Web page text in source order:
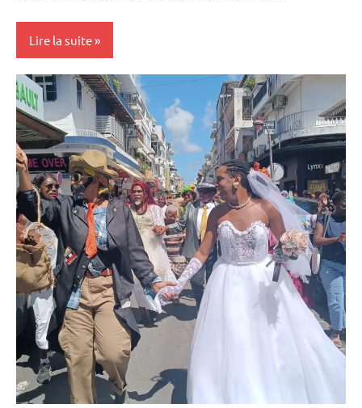
Lire la suite
Antilles-
Guyane
Blog
Culture
France
Guadeloupe
Outremer
Société